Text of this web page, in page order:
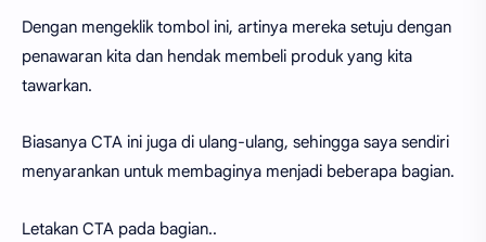
Dengan mengeklik tombol ini, artinya mereka setuju dengan
penawaran kita dan hendak membeli produk yang kita
tawarkan.
Biasanya CTA ini juga di ulang-ulang, sehingga saya sendiri
menyarankan untuk membaginya menjadi beberapa bagian.
Letakan CTA pada bagian..